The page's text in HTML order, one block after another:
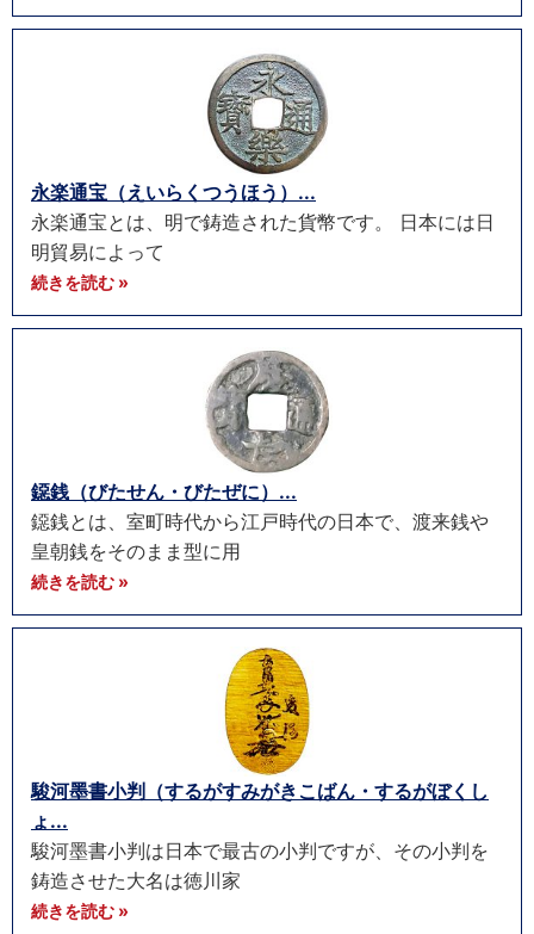
永楽通宝（えいらくつうほう）...
永楽通宝とは、明で鋳造された貨幣です。 日本には日
明貿易によって
続きを読む »
鐚銭（びたせん・びたぜに）...
鐚銭とは、室町時代から江戸時代の日本で、渡来銭や
皇朝銭をそのまま型に用
続きを読む »
駿河墨書小判（するがすみがきこばん・するがぼくし
ょ...
駿河墨書小判は日本で最古の小判ですが、その小判を
鋳造させた大名は徳川家
続きを読む »